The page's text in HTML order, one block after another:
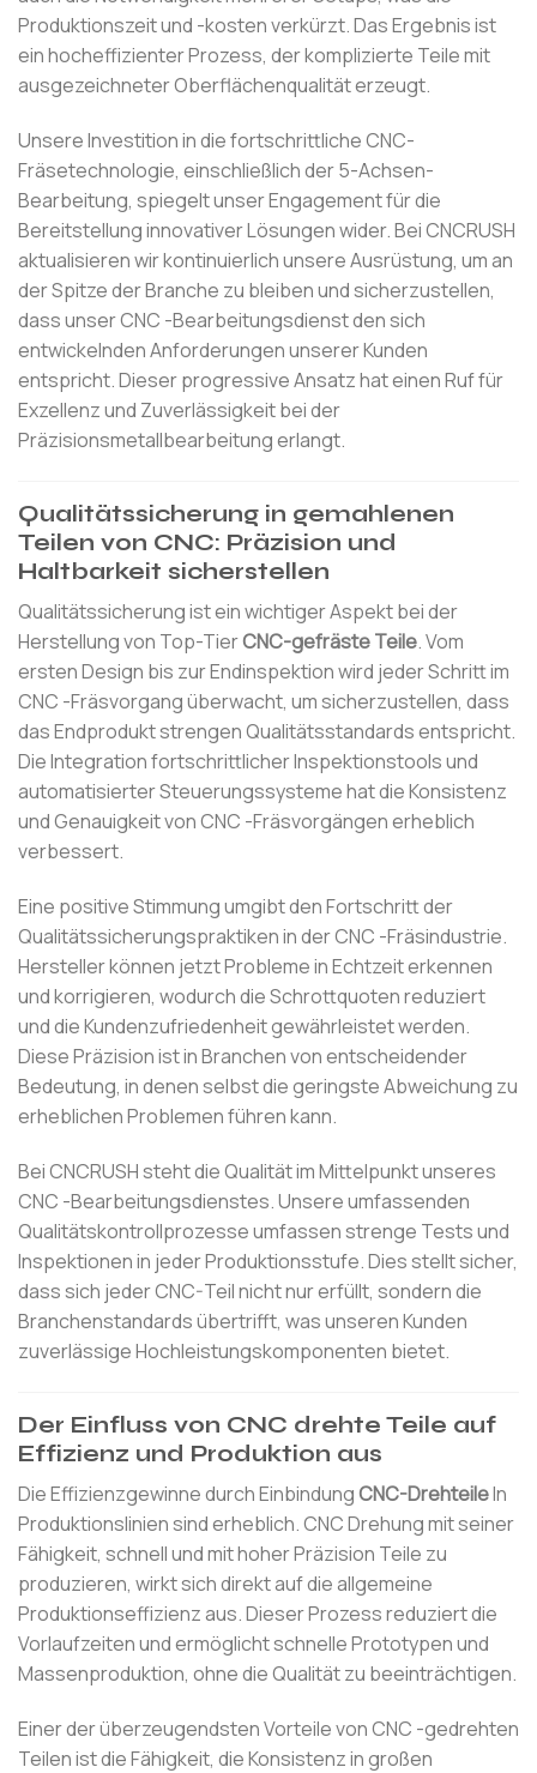
Produktionszeit und -kosten verkürzt. Das Ergebnis ist
ein hocheffizienter Prozess, der komplizierte Teile mit
ausgezeichneter Oberflächenqualität erzeugt.
Unsere Investition in die fortschrittliche CNC-
Fräsetechnologie, einschließlich der 5-Achsen-
Bearbeitung, spiegelt unser Engagement für die
Bereitstellung innovativer Lösungen wider. Bei CNCRUSH
aktualisieren wir kontinuierlich unsere Ausrüstung, um an
der Spitze der Branche zu bleiben und sicherzustellen,
dass unser CNC -Bearbeitungsdienst den sich
entwickelnden Anforderungen unserer Kunden
entspricht. Dieser progressive Ansatz hat einen Ruf für
Exzellenz und Zuverlässigkeit bei der
Präzisionsmetallbearbeitung erlangt.
Qualitätssicherung in gemahlenen
Teilen von CNC: Präzision und
Haltbarkeit sicherstellen
Qualitätssicherung ist ein wichtiger Aspekt bei der
Herstellung von Top-TierCNC-gefräste Teile. Vom
ersten Design bis zur Endinspektion wird jeder Schritt im
CNC -Fräsvorgang überwacht, um sicherzustellen, dass
das Endprodukt strengen Qualitätsstandards entspricht.
Die Integration fortschrittlicher Inspektionstools und
automatisierter Steuerungssysteme hat die Konsistenz
und Genauigkeit von CNC -Fräsvorgängen erheblich
verbessert.
Eine positive Stimmung umgibt den Fortschritt der
Qualitätssicherungspraktiken in der CNC -Fräsindustrie.
Hersteller können jetzt Probleme in Echtzeit erkennen
und korrigieren, wodurch die Schrottquoten reduziert
und die Kundenzufriedenheit gewährleistet werden.
Diese Präzision ist in Branchen von entscheidender
Bedeutung, in denen selbst die geringste Abweichung zu
erheblichen Problemen führen kann.
Bei CNCRUSH steht die Qualität im Mittelpunkt unseres
CNC -Bearbeitungsdienstes. Unsere umfassenden
Qualitätskontrollprozesse umfassen strenge Tests und
Inspektionen in jeder Produktionsstufe. Dies stellt sicher,
dass sich jeder CNC-Teil nicht nur erfüllt, sondern die
Branchenstandards übertrifft, was unseren Kunden
zuverlässige Hochleistungskomponenten bietet.
Der Einfluss von CNC drehte Teile auf
Effizienz und Produktion aus
Die Effizienzgewinne durch EinbindungCNC-DrehteileIn
Produktionslinien sind erheblich. CNC Drehung mit seiner
Fähigkeit, schnell und mit hoher Präzision Teile zu
produzieren, wirkt sich direkt auf die allgemeine
Produktionseffizienz aus. Dieser Prozess reduziert die
Vorlaufzeiten und ermöglicht schnelle Prototypen und
Massenproduktion, ohne die Qualität zu beeinträchtigen.
Einer der überzeugendsten Vorteile von CNC -gedrehten
Teilen ist die Fähigkeit, die Konsistenz in großen